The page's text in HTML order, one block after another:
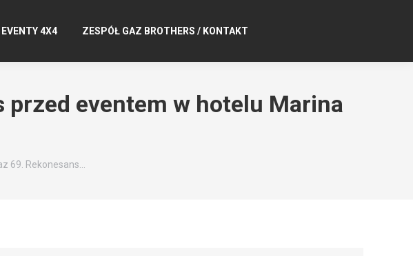
4X4 ZESPÓŁ GAZ BROTHERS / KONTAKT
przed eventem w hotelu Marina
69. Rekonesans…